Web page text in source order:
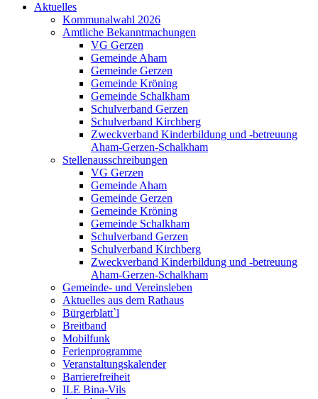
Aktuelles
Kommunalwahl 2026
Amtliche Bekanntmachungen
VG Gerzen
Gemeinde Aham
Gemeinde Gerzen
Gemeinde Kröning
Gemeinde Schalkham
Schulverband Gerzen
Schulverband Kirchberg
Zweckverband Kinderbildung und -betreuung
Aham-Gerzen-Schalkham
Stellenausschreibungen
VG Gerzen
Gemeinde Aham
Gemeinde Gerzen
Gemeinde Kröning
Gemeinde Schalkham
Schulverband Gerzen
Schulverband Kirchberg
Zweckverband Kinderbildung und -betreuung
Aham-Gerzen-Schalkham
Gemeinde- und Vereinsleben
Aktuelles aus dem Rathaus
Bürgerblatt`l
Breitband
Mobilfunk
Ferienprogramme
Veranstaltungskalender
Barrierefreiheit
ILE Bina-Vils